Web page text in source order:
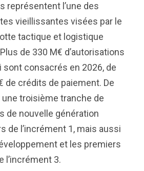
représentent l’une des
vieillissantes visées par le
tactique et logistique
de 330 M€ d’autorisations
sont consacrés en 2026, de
de crédits de paiement. De
troisième tranche de
de nouvelle génération
de l’incrément 1, mais aussi
et les premiers
l’incrément 3.